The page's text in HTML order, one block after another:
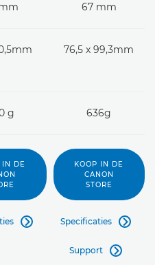
67 mm
76,5 x 99,3mm
g 636g
IN DE

KOOP IN DE
CANON
STORE
Specificaties 
Support 